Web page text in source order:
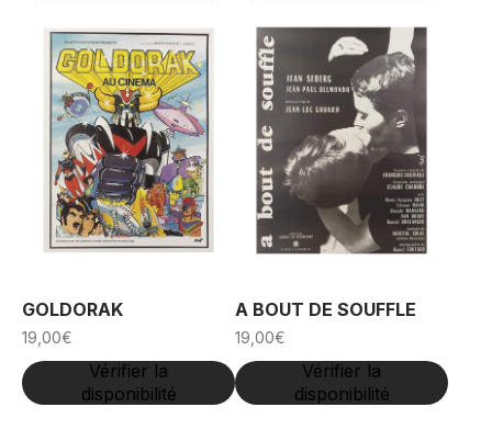
produit
plusieurs
variations.
options
peuvent
être
sur
la
page
du
produit
plusieurs
variations.
options
peuvent
être
sur
la
page
du
GOLDORAK
19,00€
Vérifier la
disponibilité
A BOUT DE SOUFFLE
19,00€
Vérifier la
disponibilité